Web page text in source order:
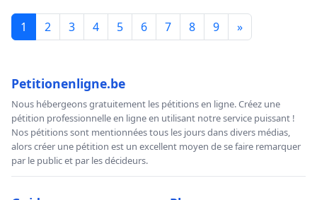
1 2 3 4 5 6 7 8 9 »
Petitionenligne.be
Nous hébergeons gratuitement les pétitions en ligne. Créez une
pétition professionnelle en ligne en utilisant notre service puissant !
Nos pétitions sont mentionnées tous les jours dans divers médias,
alors créer une pétition est un excellent moyen de se faire remarquer
par le public et par les décideurs.